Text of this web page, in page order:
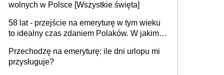
wolnych w Polsce [Wszystkie święta]
58 lat - przejście na emeryturę w tym wieku
to idealny czas zdaniem Polaków. W jakim
dlaczego?
Przechodzę na emeryturę: ile dni urlopu mi
przysługuje?